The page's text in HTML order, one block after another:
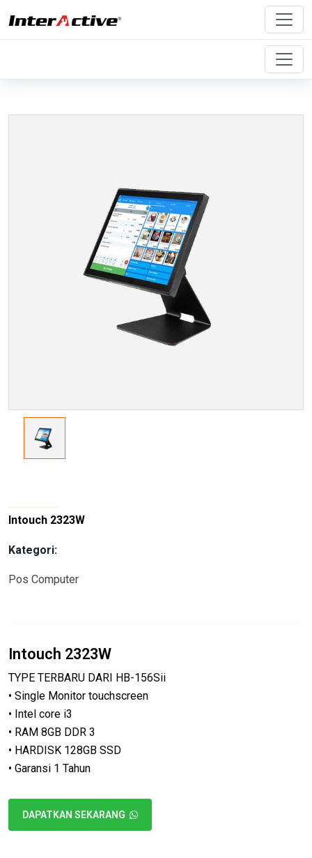
Intouch 2323W
Kategori:
Pos Computer
Intouch 2323W
TYPE TERBARU DARI HB-156Sii
• Single Monitor touchscreen
• Intel core i3
• RAM 8GB DDR 3
• HARDISK 128GB SSD
• Garansi 1 Tahun
DAPATKAN SEKARANG